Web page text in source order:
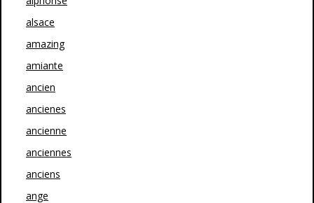
alsace
amazing
amiante
ancien
ancienes
ancienne
anciennes
anciens
ange